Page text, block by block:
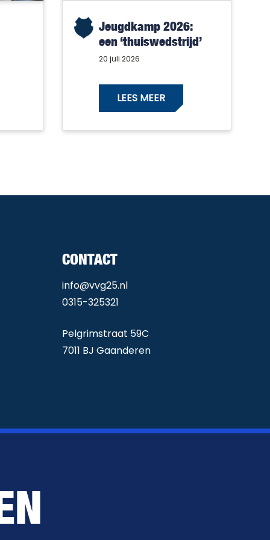
Jeugdkamp 2026:
een ‘thuiswedstrijd’
met alleen maar
20 juli 2026
LEES MEER
CONTACT
info@vvg25.nl
0315-325321
Pelgrimstraat 59C
7011 BJ Gaanderen